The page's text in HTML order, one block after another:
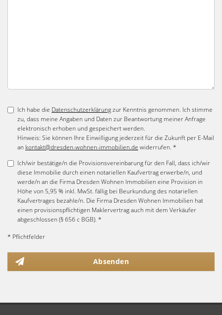
Ich habe die Datenschutzerklärungzur Kenntnis genommen. Ich stimme
zu, dass meine Angaben und Daten zur Beantwortung meiner Anfrage
elektronisch erhoben und gespeichert werden.
Hinweis: Sie können Ihre Einwilligung jederzeit für die Zukunft per E-Mail
an kontakt@dresden-wohnen-immobilien.de widerrufen. *
Ich/wir bestätige/n die Provisionsvereinbarung für den Fall, dass ich/wir
diese Immobilie durch einen notariellen Kaufvertrag erwerbe/n, und
werde/n an die Firma Dresden Wohnen Immobilien eine Provision in
Höhe von 5,95 % inkl. MwSt. fällig bei Beurkundung des notariellen
Kaufvertrages bezahle/n. Die Firma Dresden Wohnen Immobilien hat
einen provisionspflichtigen Maklervertrag auch mit dem Verkäufer
abgeschlossen (§ 656 c BGB). *
* Pflichtfelder
Absenden